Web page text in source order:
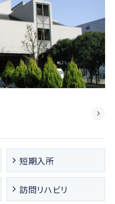
短期入所
訪問リハビリ